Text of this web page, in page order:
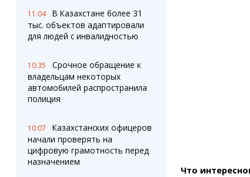
11:04
В Казахстане более 31
тыс. объектов адаптировали
для людей с инвалидностью
10:35
Срочное обращение к
владельцам некоторых
автомобилей распространила
полиция
10:07
Казахстанских офицеров
начали проверять на
цифровую грамотность перед
назначением
Что